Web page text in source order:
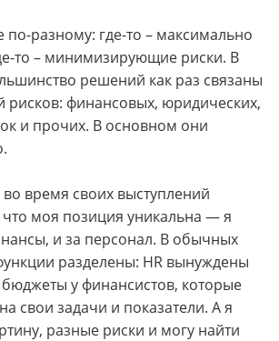
по-разному: где-то – максимально
то – минимизирующие риски. В
решений как раз связаны
рисков: финансовых, юридических,
и прочих. В основном они
время своих выступлений
моя позиция уникальна — я
и за персонал. В обычных
разделены: HR вынуждены
у финансистов, которые
свои задачи и показатели. А я
разные риски и могу найти